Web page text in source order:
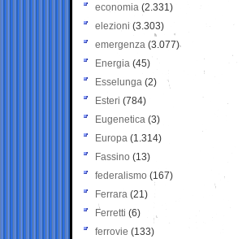
economia (2.331)
elezioni (3.303)
emergenza (3.077)
Energia (45)
Esselunga (2)
Esteri (784)
Eugenetica (3)
Europa (1.314)
Fassino (13)
federalismo (167)
Ferrara (21)
Ferretti (6)
ferrovie (133)